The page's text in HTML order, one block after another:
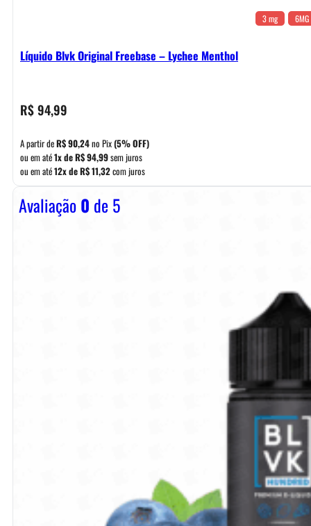
3 mg 6MG
Líquido Blvk Original Freebase – Lychee Menthol
R$94,99
A partir deR$90,24no Pix(5% OFF)
ou em até1x deR$94,99sem juros
ou em até12x deR$11,32com juros
Avaliação0 de 5